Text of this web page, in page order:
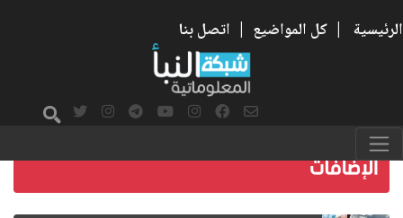
الرئيسية | كل المواضيع | اتصل بنا